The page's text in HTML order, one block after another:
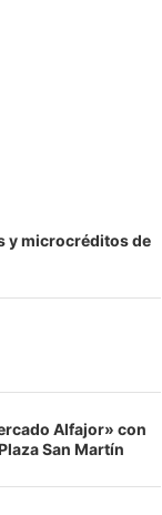
y microcréditos de
Alfajor» con
San Martín